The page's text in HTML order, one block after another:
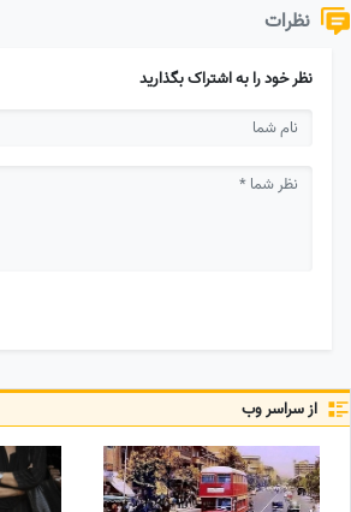
نظرات
نظر خود را به اشتراک بگذارید
از سراسر وب